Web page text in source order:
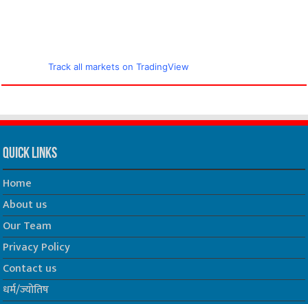
Track all markets on TradingView
Quick Links
Home
About us
Our Team
Privacy Policy
Contact us
धर्म/ज्योतिष